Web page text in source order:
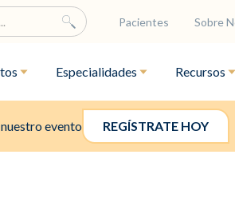
Pacientes Sobre
Especialidades Recursos
evento REGÍSTRATE HOY